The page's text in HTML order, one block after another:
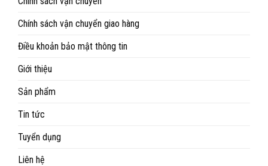
Chính sách vận chuyển giao hàng
Điều khoản bảo mật thông tin
Giới thiệu
Sản phẩm
Tin tức
Tuyển dụng
Liên hệ